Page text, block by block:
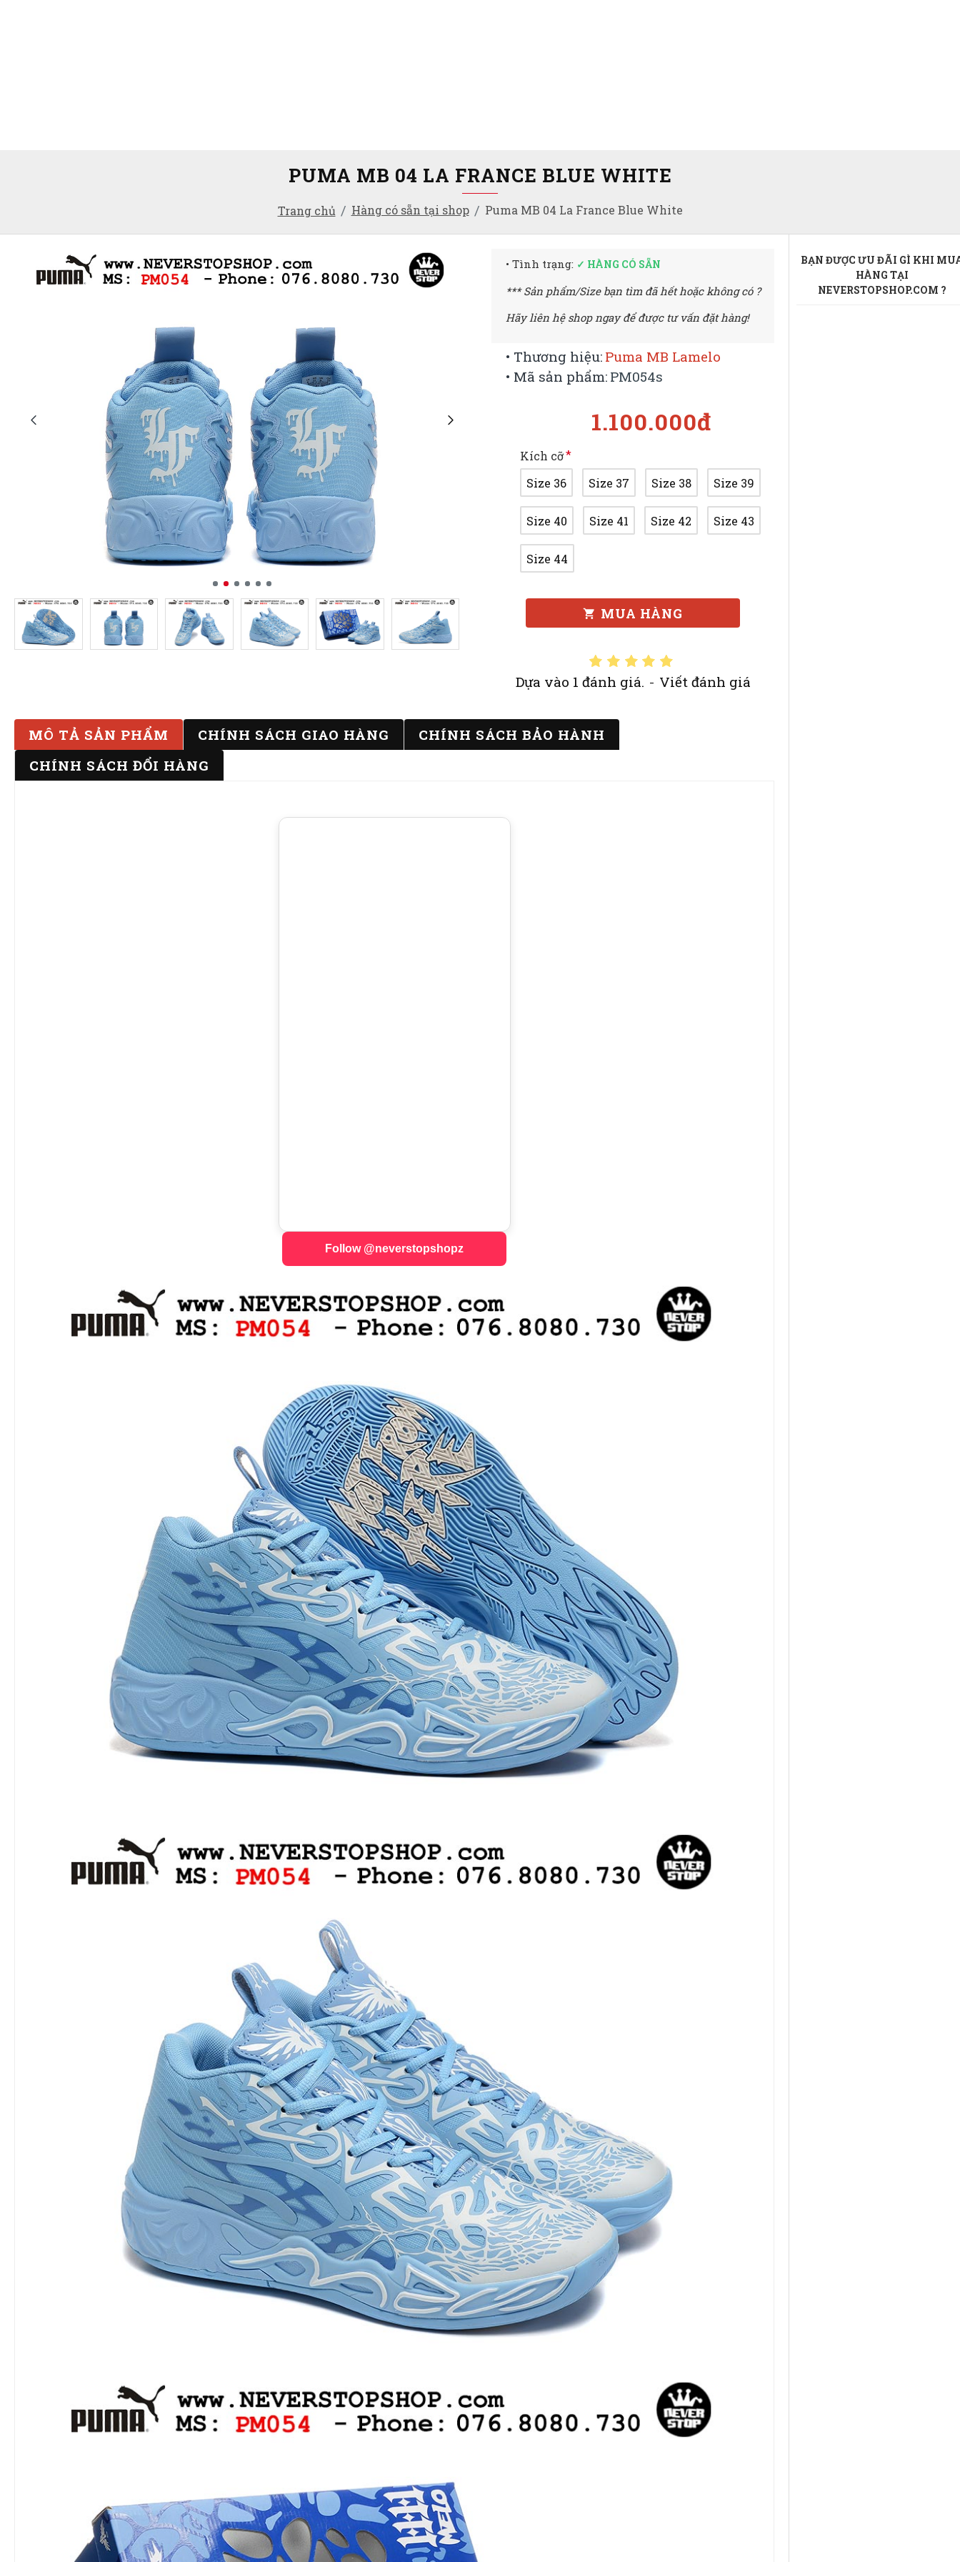
Trang chủ Hàng có sẵn tại shop Puma MB 04 La France Blue White
PUMA MB 04 LA FRANCE BLUE WHITE
Dựa vào 1 đánh giá. - Viết đánh giá
1.100.000đ
• Thương hiệu: Puma MB Lamelo
• Mã sản phẩm: PM054s
Kích cỡ
Size 36
Size 37 Size 38 Size 39
Size 40 Size 41 Size 42 Size 43
Size 44
MUA HÀNG
• Tình trạng: ✓ HÀNG CÓ SẴN
*** Sản phẩm/Size bạn tìm đã hết hoặc không có ?
Hãy liên hệ shop ngay để được tư vấn đặt hàng!
MÔ TẢ SẢN PHẨM CHÍNH SÁCH GIAO HÀNG
CHÍNH SÁCH BẢO HÀNH
CHÍNH SÁCH ĐỔI HÀNG
Follow @neverstopshopz
BẠN ĐƯỢC ƯU ĐÃI GÌ KHI
HÀNG TẠI
NEVERSTOPSHOP.COM ?